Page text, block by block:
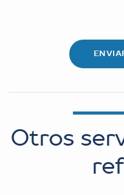
Otros